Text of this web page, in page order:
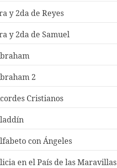
y 2da de Reyes
y 2da de Samuel
2
Cristianos
con Ángeles
en el País de las Maravillas